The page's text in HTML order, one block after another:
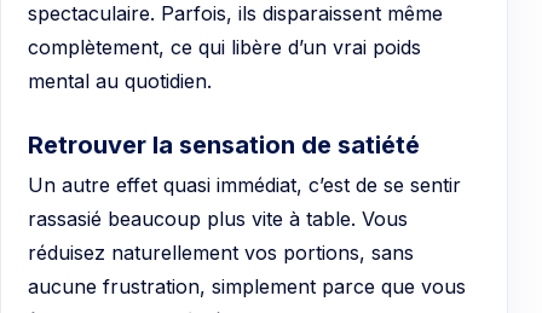
spectaculaire. Parfois, ils disparaissent même
complètement, ce qui libère d’un vrai poids
mental au quotidien.
Retrouver la sensation de satiété
Un autre effet quasi immédiat, c’est de se sentir
rassasié beaucoup plus vite à table. Vous
réduisez naturellement vos portions, sans
aucune frustration, simplement parce que vous